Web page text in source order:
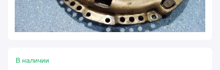
В наличии